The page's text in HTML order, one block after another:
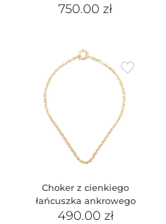
750.00zł
Choker z cienkiego
łańcuszka ankrowego
490.00 zł